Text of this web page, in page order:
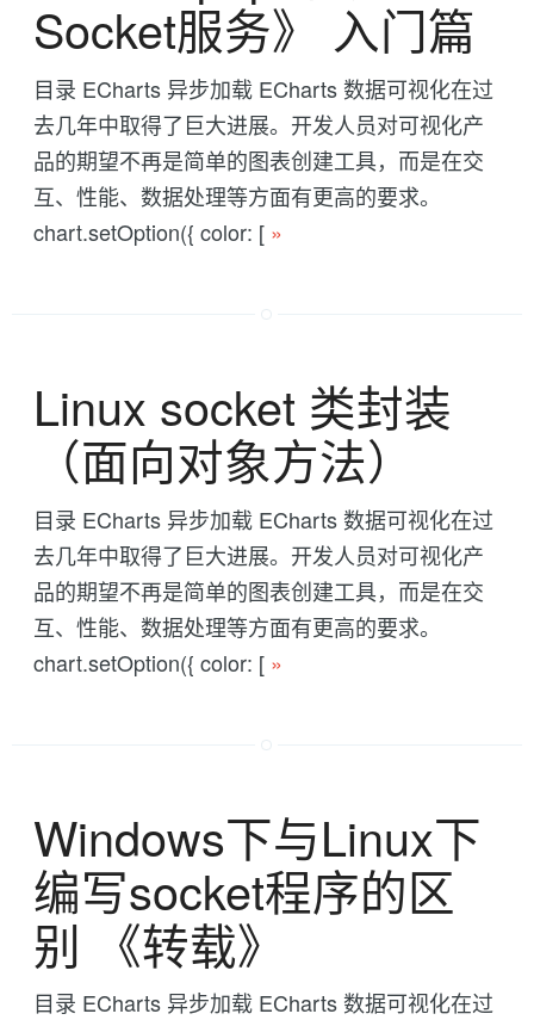
Socket服务》 入门篇
目录 ECharts 异步加载 ECharts 数据可视化在过
去几年中取得了巨大进展。开发人员对可视化产
品的期望不再是简单的图表创建工具，而是在交
互、性能、数据处理等方面有更高的要求。
chart.setOption({ color: [ »
Linux socket 类封装
（面向对象方法）
目录 ECharts 异步加载 ECharts 数据可视化在过
去几年中取得了巨大进展。开发人员对可视化产
品的期望不再是简单的图表创建工具，而是在交
互、性能、数据处理等方面有更高的要求。
chart.setOption({ color: [ »
Windows下与Linux下
编写socket程序的区
别 《转载》
目录 ECharts 异步加载 ECharts 数据可视化在过